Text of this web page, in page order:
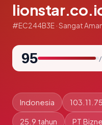
#EC244B3E · Sangat
95
Indonesia
25.9 tahun PT